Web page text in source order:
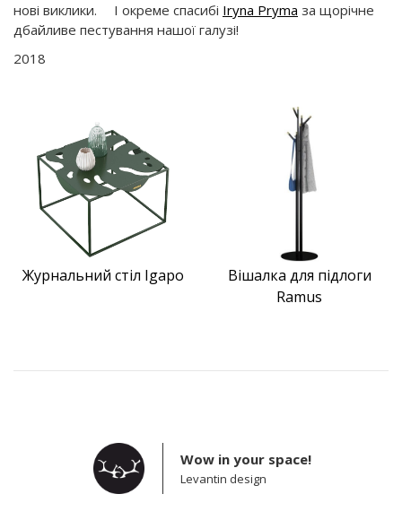
нові виклики. ⠀ І окреме спасибі Iryna Pryma за щорічне
дбайливе пестування нашої галузі!
2018
Журнальний стіл Igapo
Вішалка для підлоги
Ramus
Wow in your space!
Levantin design